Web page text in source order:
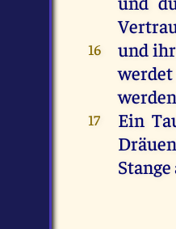
16 und ihr
werdet
werden
17 Ein
Dräuen
Stange